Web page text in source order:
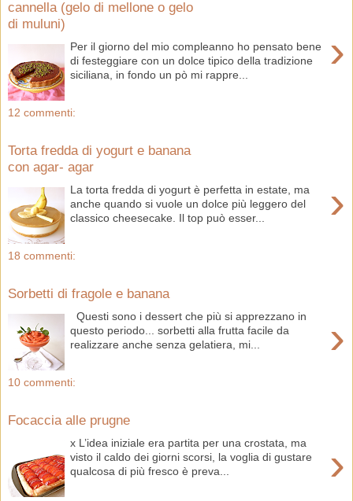
cannella (gelo di mellone o gelo
di muluni)
›
Per il giorno del mio compleanno ho pensato bene
di festeggiare con un dolce tipico della tradizione
siciliana, in fondo un pò mi rappre...
12 commenti:
Torta fredda di yogurt e banana
con agar- agar
›
La torta fredda di yogurt è perfetta in estate, ma
anche quando si vuole un dolce più leggero del
classico cheesecake. Il top può esser...
18 commenti:
Sorbetti di fragole e banana
›
Questi sono i dessert che più si apprezzano in
questo periodo... sorbetti alla frutta facile da
realizzare anche senza gelatiera, mi...
10 commenti:
Focaccia alle prugne
›
x L’idea iniziale era partita per una crostata, ma
visto il caldo dei giorni scorsi, la voglia di gustare
qualcosa di più fresco è preva...